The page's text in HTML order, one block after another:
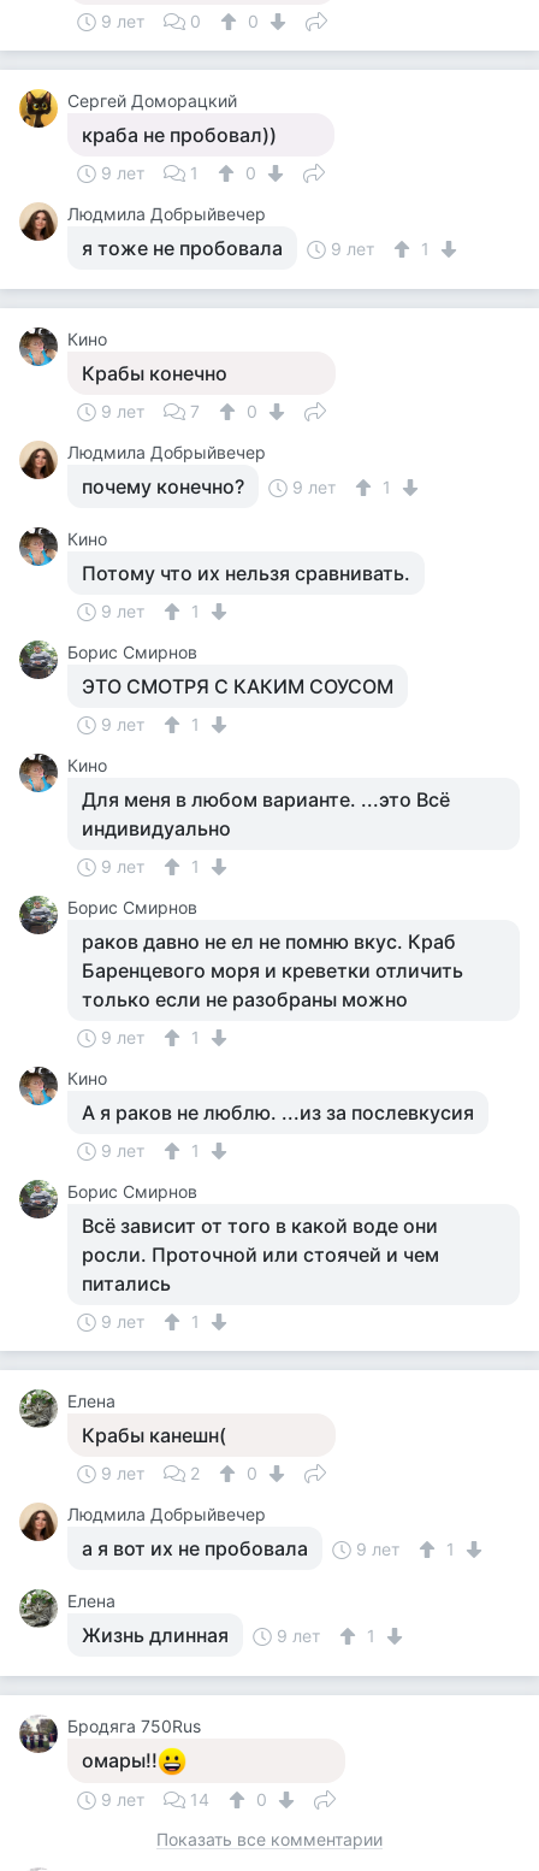
9 лет 0 0
Сергей Доморацкий
краба не пробовал))
9 лет 1
0
Людмила Добрыйвечер
я тоже не пробовала 9 лет 1
Кино
Крабы конечно
9 лет 7
0
Людмила Добрыйвечер
почему конечно? 9 лет 1
Кино
Потому что их нельзя сравнивать.
9 лет
1
Борис Смирнов
ЭТО СМОТРЯ С КАКИМ СОУСОМ
9 лет
1
Кино
Для меня в любом варианте. ...это Всё
индивидуально
9 лет
1
Борис Смирнов
раков давно не ел не помню вкус. Краб
Баренцевого моря и креветки отличить
только если не разобраны можно
9 лет
1
Кино
А я раков не люблю. ...из за послевкусия
9 лет
1
Борис Смирнов
Всё зависит от того в какой воде они
росли. Проточной или стоячей и чем
питались
9 лет 1
Елена
Крабы канешн(
9 лет 2
0
Людмила Добрыйвечер
а я вот их не пробовала 9 лет 1
Елена
Жизнь длинная 9 лет 1
Бродяга 750Rus
омары!!
9 лет 14
0
Показать все комментарии